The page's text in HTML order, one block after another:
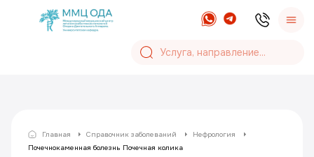
Главная Справочник заболеваний
Нефрология
Почечнокаменная болезнь Почечная колика